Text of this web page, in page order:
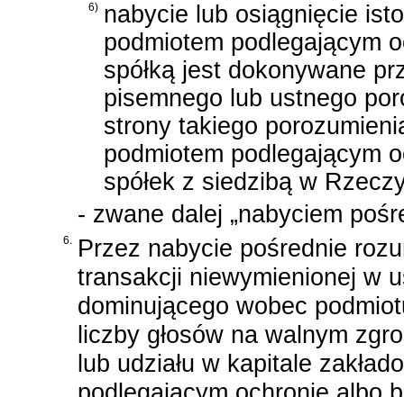
6) nabycie lub osiągnięcie
podmiotem podlegającym
spółką jest dokonywane
pisemnego lub ustnego
strony takiego
podmiotem podlegającym
spółek z siedzibą w
- zwane dalej „nabyciem
6. Przez nabycie pośrednie
transakcji niewymienionej w
dominującego wobec
liczby głosów na walnym
lub udziału w kapitale